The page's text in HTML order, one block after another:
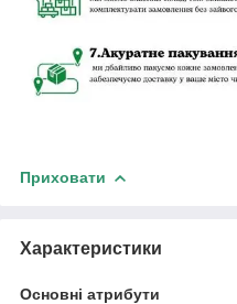
Приховати
Характеристики
Основні атрибути